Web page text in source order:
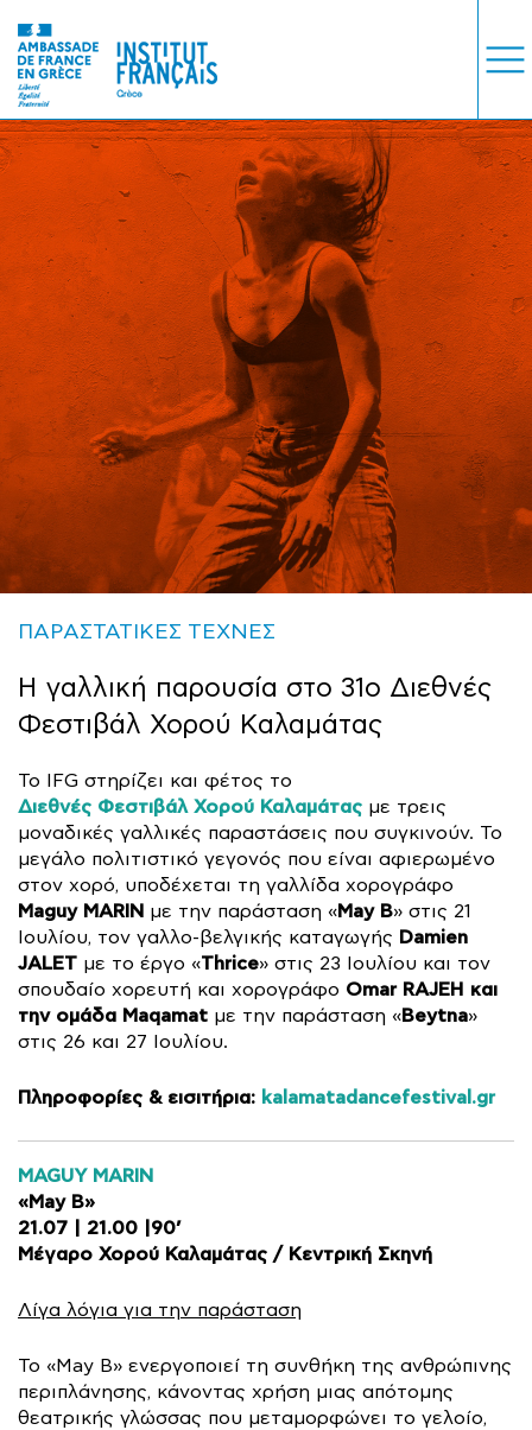
ΜΑΘΗΜΑΤΑ
ΕΞΕΤΑΣΕΙΣ
ΣΠΟΥΔΕΣ
ΣΥΝΕΡΓΕΙΕΣ
ΒΙΒΛΙΟΘΗΚΗ
ΠΑΡΑΣΤΑΤΙΚΕΣ ΤΕΧΝΕΣ
Η γαλλική παρουσία στο 31ο Διεθνές
Φεστιβάλ Χορού Καλαμάτας
Το IFG στηρίζει και φέτος το
Διεθνές Φεστιβάλ Χορού Καλαμάτας με τρεις
μοναδικές γαλλικές παραστάσεις που συγκινούν. Το
μεγάλο πολιτιστικό γεγονός που είναι αφιερωμένο
στον χορό, υποδέχεται τη γαλλίδα χορογράφο
Maguy MARIN με την παράσταση «May B» στις 21
Ιουλίου, τον γαλλο-βελγικής καταγωγής Damien
JALET με το έργο «Thrice» στις 23 Ιουλίου και τον
σπουδαίο χορευτή και χορογράφο Omar RAJEH και
την ομάδα Maqamat με την παράσταση «Beytna»
στις 26 και 27 Ιουλίου.
Πληροφορίες & εισιτήρια: kalamatadancefestival.gr
MAGUY MARIN
«May B»
21.07 | 21.00 |90’
Μέγαρο Χορού Καλαμάτας / Κεντρική Σκηνή
Λίγα λόγια για την παράσταση
Το «May B» ενεργοποιεί τη συνθήκη της ανθρώπινης
περιπλάνησης, κάνοντας χρήση μιας απότομης
θεατρικής γλώσσας που μεταμορφώνει το γελοίο,